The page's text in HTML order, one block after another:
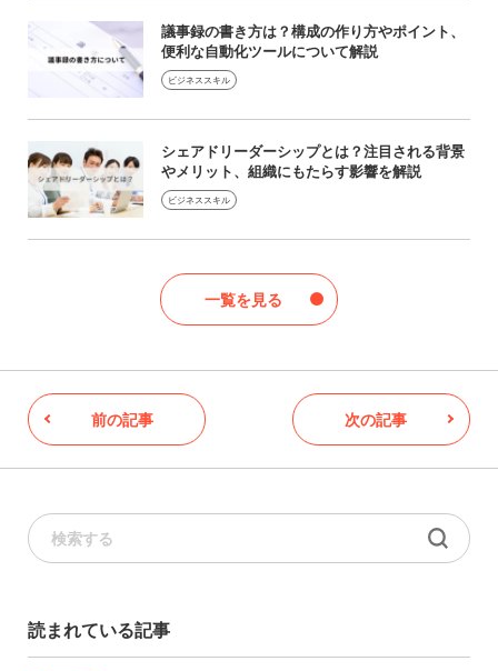
議事録の書き方は？構成の作り方やポイント、
便利な自動化ツールについて解説
ビジネススキル
シェアドリーダーシップとは？注目される背景
やメリット、組織にもたらす影響を解説
ビジネススキル
一覧を見る
前の記事 次の記事
読まれている記事